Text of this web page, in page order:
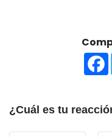
¿Cuál es tu